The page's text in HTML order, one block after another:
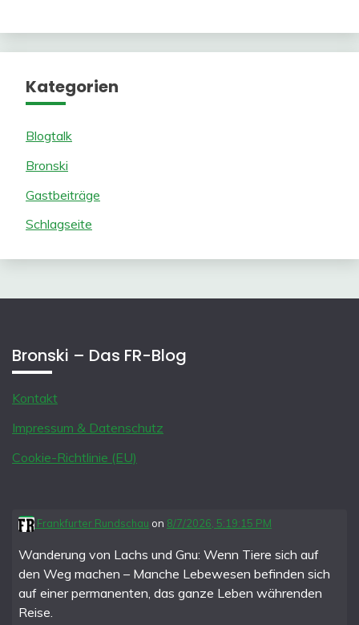
Kategorien
Blogtalk
Bronski
Gastbeiträge
Schlagseite
Bronski – Das FR-Blog
Kontakt
Impressum & Datenschutz
Cookie-Richtlinie (EU)
Frankfurter Rundschau on 8/7/2026, 5:19:15 PM
Wanderung von Lachs und Gnu: Wenn Tiere sich auf
den Weg machen – Manche Lebewesen befinden sich
auf einer permanenten, das ganze Leben währenden
Reise.